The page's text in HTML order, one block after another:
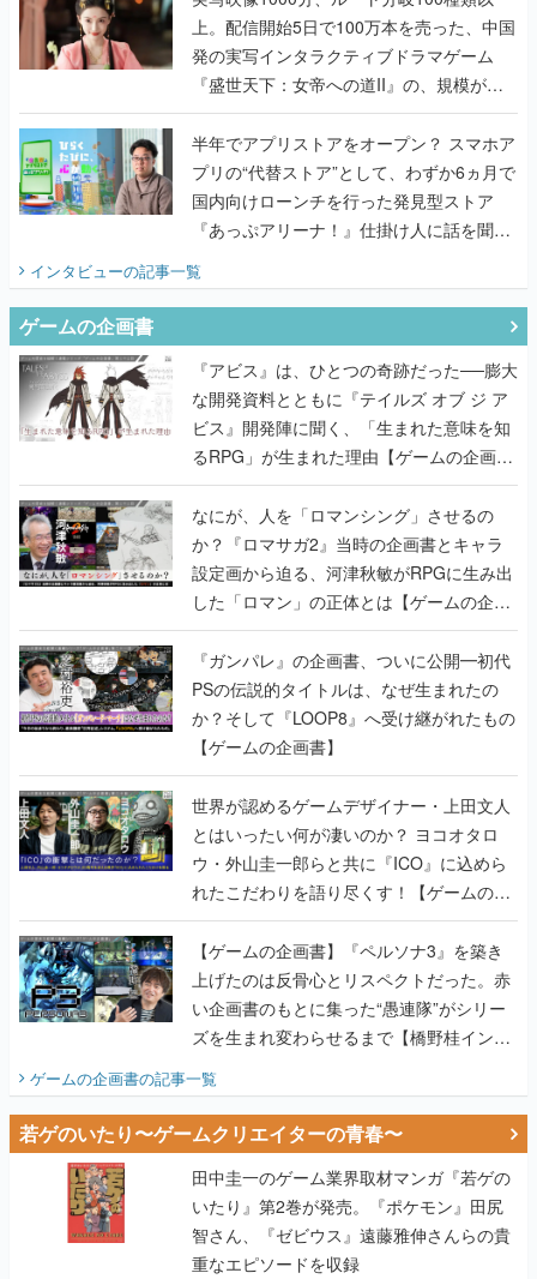
上。配信開始5日で100万本を売った、中国
発の実写インタラクティブドラマゲーム
『盛世天下：女帝への道II』の、規模が違
うこだわりをプロデューサーに聞いた
半年でアプリストアをオープン？ スマホア
プリの“代替ストア”として、わずか6ヵ月で
国内向けローンチを行った発見型ストア
『あっぷアリーナ！』仕掛け人に話を聞い
てみた
インタビューの記事一覧
ゲームの企画書
『アビス』は、ひとつの奇跡だった──膨大
な開発資料とともに『テイルズ オブ ジ ア
ビス』開発陣に聞く、「生まれた意味を知
るRPG」が生まれた理由【ゲームの企画
書】
なにが、人を「ロマンシング」させるの
か？『ロマサガ2』当時の企画書とキャラ
設定画から迫る、河津秋敏がRPGに生み出
した「ロマン」の正体とは【ゲームの企画
書】
『ガンパレ』の企画書、ついに公開━初代
PSの伝説的タイトルは、なぜ生まれたの
か？そして『LOOP8』へ受け継がれたもの
【ゲームの企画書】
世界が認めるゲームデザイナー・上田文人
とはいったい何が凄いのか？ ヨコオタロ
ウ・外山圭一郎らと共に『ICO』に込めら
れたこだわりを語り尽くす！【ゲームの企
画書】
【ゲームの企画書】『ペルソナ3』を築き
上げたのは反骨心とリスペクトだった。赤
い企画書のもとに集った“愚連隊”がシリー
ズを生まれ変わらせるまで【橋野桂インタ
ビュー】
ゲームの企画書の記事一覧
若ゲのいたり〜ゲームクリエイターの青春〜
田中圭一のゲーム業界取材マンガ『若ゲの
いたり』第2巻が発売。『ポケモン』田尻
智さん、『ゼビウス』遠藤雅伸さんらの貴
重なエピソードを収録